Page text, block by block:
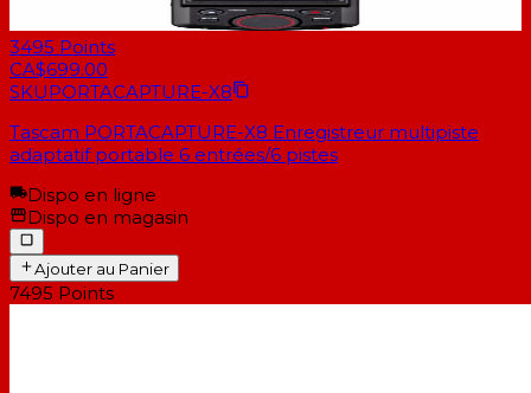
3495 Points
CA$699.00
SKUPORTACAPTURE-X8
Tascam PORTACAPTURE-X8 Enregistreur multipiste
adaptatif portable 6 entrées/6 pistes
Dispo en ligne
Dispo en magasin
Ajouter au Panier
7495 Points